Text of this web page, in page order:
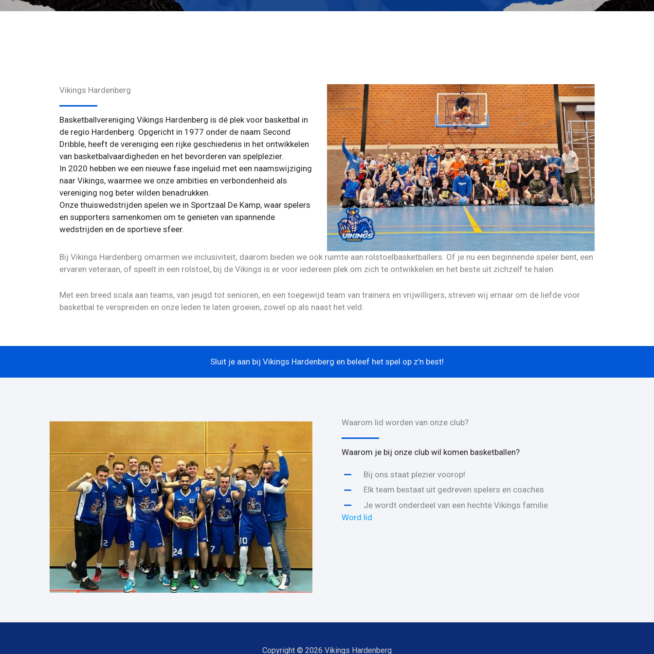
Vikings Hardenberg
Basketballvereniging Vikings Hardenberg is dé plek voor basketbal in
de regio Hardenberg. Opgericht in 1977 onder de naam Second
Dribble, heeft de vereniging een rijke geschiedenis in het ontwikkelen
van basketbalvaardigheden en het bevorderen van spelplezier.
In 2020 hebben we een nieuwe fase ingeluid met een naamswijziging
naar Vikings, waarmee we onze ambities en verbondenheid als
vereniging nog beter wilden benadrukken.
Onze thuiswedstrijden spelen we in Sportzaal De Kamp, waar spelers
en supporters samenkomen om te genieten van spannende
wedstrijden en de sportieve sfeer.
Bij Vikings Hardenberg omarmen we inclusiviteit; daarom bieden we ook ruimte aan rolstoelbasketballers. Of je nu een beginnende speler bent, een
ervaren veteraan, of speelt in een rolstoel, bij de Vikings is er voor iedereen plek om zich te ontwikkelen en het beste uit zichzelf te halen.
Met een breed scala aan teams, van jeugd tot senioren, en een toegewijd team van trainers en vrijwilligers, streven wij ernaar om de liefde voor
basketbal te verspreiden en onze leden te laten groeien, zowel op als naast het veld.
Sluit je aan bij Vikings Hardenberg en beleef het spel op z'n best!
Waarom lid worden van onze club?
Waarom je bij onze club wil komen basketballen?
Bij ons staat plezier voorop!
Elk team bestaat uit gedreven spelers en coaches
Je wordt onderdeel van een hechte Vikings familie
Word lid
Copyright © 2026 Vikings Hardenberg